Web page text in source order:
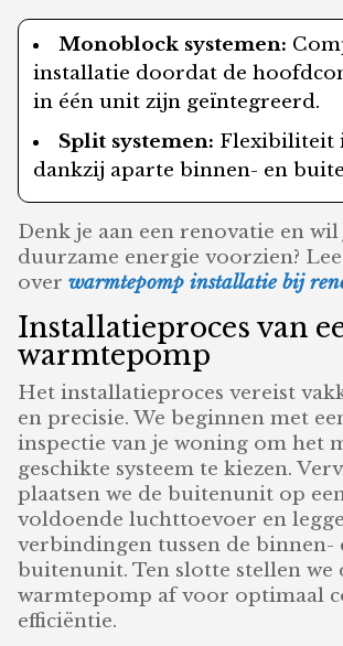
Monoblock systemen:
installatie doordat de
in één unit zijn geïntegreerd.
Split systemen: Flexibiliteit
dankzij aparte binnen- en
Denk je aan een renovatie en
duurzame energie voorzien?
overwarmtepomp installatie bij
Installatieproces van
warmtepomp
Het installatieproces vereist
en precisie. We beginnen met
inspectie van je woning om het
geschikte systeem te kiezen.
plaatsen we de buitenunit op
voldoende luchttoevoer en
verbindingen tussen de binnen-
buitenunit. Ten slotte stellen we
warmtepomp af voor optimaal
efficiëntie.